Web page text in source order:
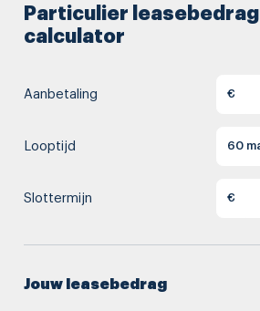
Particulier leasebedrag
calculator
Aanbetaling €
Looptijd
Slottermijn €
Jouw leasebedrag